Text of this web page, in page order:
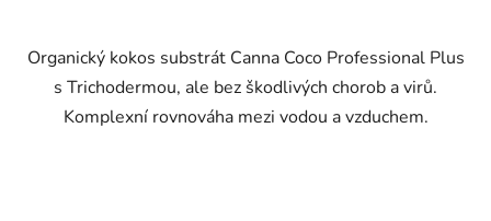
Organický kokos substrát Canna Coco Professional Plus
s Trichodermou, ale bez škodlivých chorob a virů.
Komplexní rovnováha mezi vodou a vzduchem.